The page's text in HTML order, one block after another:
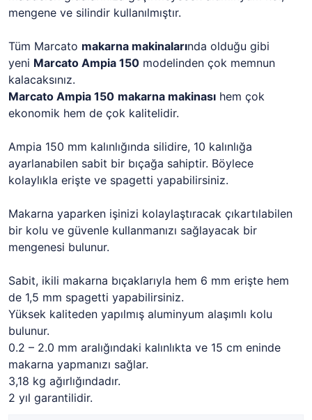
mengene ve silindir kullanılmıştır.
Tüm Marcato makarna makinalarında olduğu gibi
yeni Marcato Ampia 150 modelinden çok memnun
kalacaksınız.
Marcato Ampia 150 makarna makinası hem çok
ekonomik hem de çok kalitelidir.
Ampia 150 mm kalınlığında silidire, 10 kalınlığa
ayarlanabilen sabit bir bıçağa sahiptir. Böylece
kolaylıkla erişte ve spagetti yapabilirsiniz.
Makarna yaparken işinizi kolaylaştıracak çıkartılabilen
bir kolu ve güvenle kullanmanızı sağlayacak bir
mengenesi bulunur.
Sabit, ikili makarna bıçaklarıyla hem 6 mm erişte hem
de 1,5 mm spagetti yapabilirsiniz.
Yüksek kaliteden yapılmış aluminyum alaşımlı kolu
bulunur.
0.2 – 2.0 mm aralığındaki kalınlıkta ve 15 cm eninde
makarna yapmanızı sağlar.
3,18 kg ağırlığındadır.
2 yıl garantilidir.